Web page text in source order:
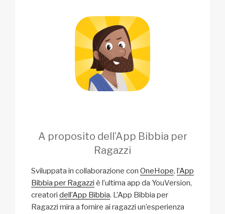
A proposito dell’App Bibbia per
Ragazzi
Sviluppata in collaborazione con OneHope, l’App
Bibbia per Ragazzi è l’ultima app da YouVersion,
creatori dell’App Bibbia. L’App Bibbia per
Ragazzi mira a fornire ai ragazzi un’esperienza